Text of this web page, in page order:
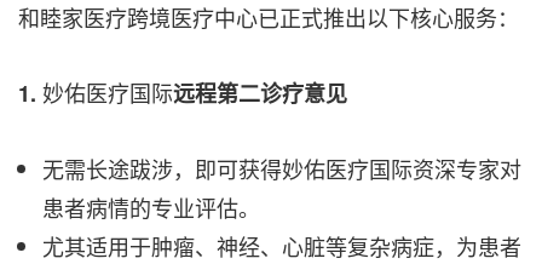
和睦家医疗跨境医疗中心已正式推出以下核心服务：
1. 妙佑医疗国际远程第二诊疗意见
无需长途跋涉，即可获得妙佑医疗国际资深专家对
患者病情的专业评估。
尤其适用于肿瘤、神经、心脏等复杂病症，为患者